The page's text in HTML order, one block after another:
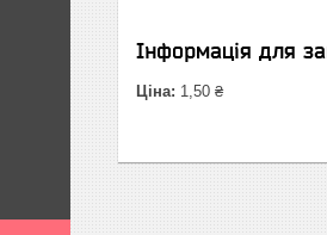
Інформація для
Ціна: 1,50 ₴